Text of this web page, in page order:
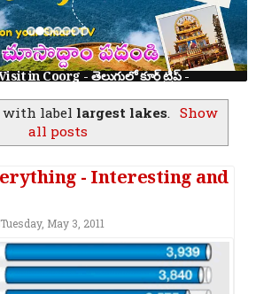
with labellargest lakes. Show
all posts
- Interesting and
Tuesday, May 3, 2011